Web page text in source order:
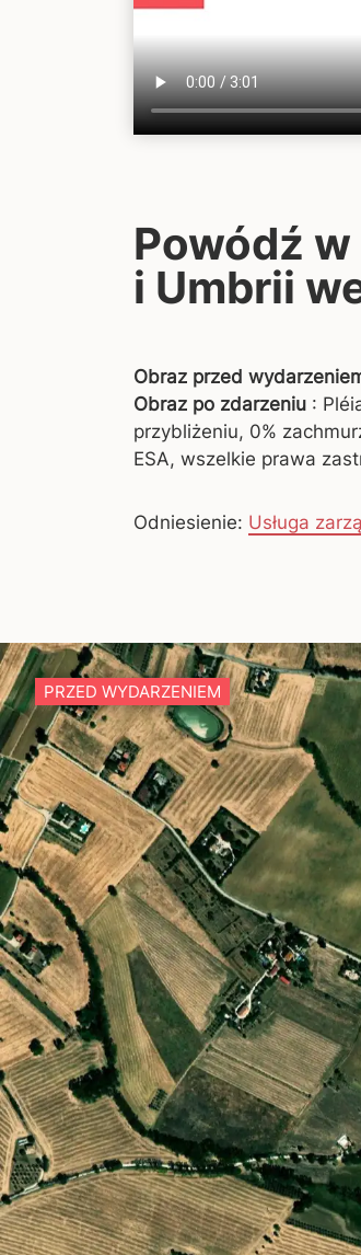
Powódź
i Umbrii
Obraz przed
Obraz po zdarzeniu :
przybliżeniu, 0%
ESA, wszelkie prawa
Odniesienie: Usługa
PRZED WYDARZENIEM